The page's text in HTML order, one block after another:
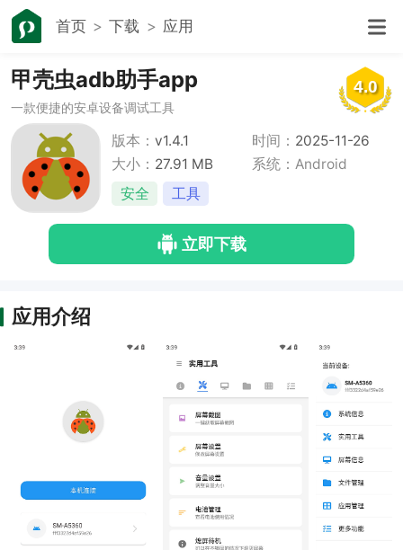
首页 下载 应用
4.0
甲壳虫adb助手app
一款便捷的安卓设备调试工具
版本：v1.4.1 时间： 2025-11-26
大小： 27.91 MB
系统：Android
安全
工具
立即下载
应用介绍